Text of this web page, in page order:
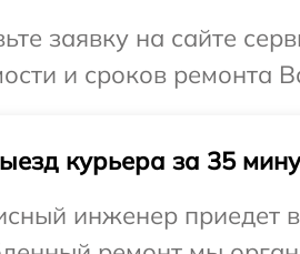
заявку на сайте
и сроков ремонта
курьера за 35
инженер приедет